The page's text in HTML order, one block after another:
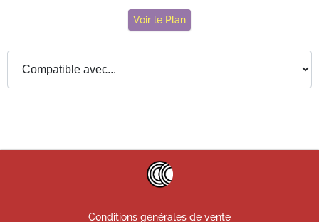
Voir le Plan
Conditions générales de vente